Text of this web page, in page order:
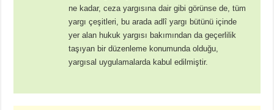
ne kadar, ceza yargısına dair gibi görünse de, tüm
yargı çeşitleri, bu arada adlî yargı bütünü içinde
yer alan hukuk yargısı bakımından da geçerlilik
taşıyan bir düzenleme konumunda olduğu,
yargısal uygulamalarda kabul edilmiştir.